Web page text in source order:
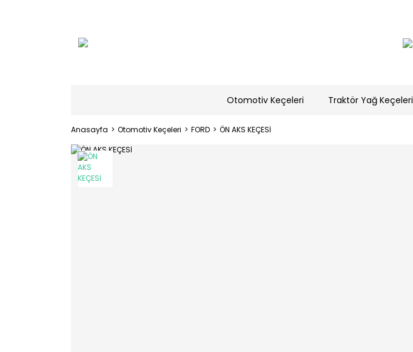
Otomotiv Keçeleri Traktör Yağ Keçeleri
Anasayfa Otomotiv Keçeleri FORD ÖN AKS KEÇESİ